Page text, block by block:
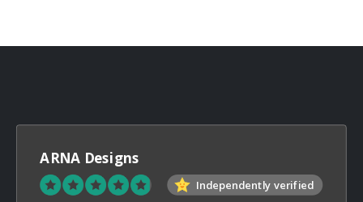
ARNA Designs
Independently verified